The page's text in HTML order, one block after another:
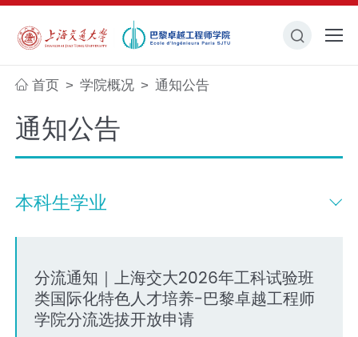
首页 > 学院概况 > 通知公告
通知公告
本科生学业
分流通知｜上海交大2026年工科试验班
类国际化特色人才培养-巴黎卓越工程师
学院分流选拔开放申请